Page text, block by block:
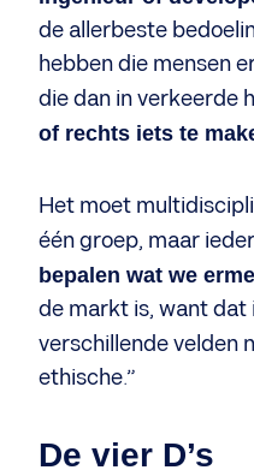
de allerbeste
hebben die mensen
die dan in verkeerde
of rechts iets te
Het moet
één groep, maar
bepalen wat we
de markt is, want dat
verschillende velden
ethische.”
De vier D’s